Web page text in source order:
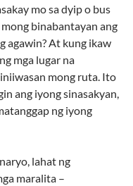
mo sa dyip o bus
binabantayan ang
agawin? At kung ikaw
mga lugar na
mong ruta. Ito
ang iyong sinasakyan,
ng iyong
lahat ng
maralita –